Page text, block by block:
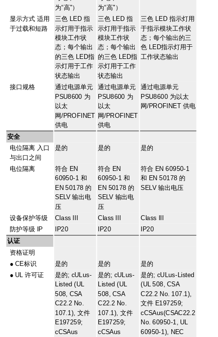
为“高"） 为“高"）
显示方式 适用
于过载和短路
三色 LED 指
示灯用于指示
模块工作状
态；每个输出
的三色 LED指
示灯用于工作
状态输出
三色 LED 指
示灯用于指示
模块工作状
态；每个输出
的三色 LED指
示灯用于工作
状态输出
三色 LED 指示灯用
于指示模块工作状
态；每个输出的三
色 LED指示灯用于
工作状态输出
接口规格 通过电源单元
PSU8600 为
以太
网/PROFINET
供电
通过电源单元
PSU8600 为
以太
网/PROFINET
供电
通过电源单元
PSU8600 为以太
网/PROFINET 供电
安全
电位隔离 入口
与出口之间
是的 是的 是的
电位隔离
符合 EN
60950-1 和
EN 50178 的
SELV 输出电
压
符合 EN
60950-1 和
EN 50178 的
SELV 输出电
压
符合 EN 60950-1
和 EN 50178 的
SELV 输出电压
设备保护等级 Class III Class III Class III
防护等级 IP IP20 IP20
IP20
认证
资格证明
●CE标识 是的 是的 是的
● UL 许可证
是的; cULus-
Listed (UL
508, CSA
C22.2 No.
107.1), 文件
E197259;
cCSAus
是的; cULus-
Listed (UL
508, CSA
C22.2 No.
107.1), 文件
E197259;
cCSAus
是的; cULus-Listed
(UL 508, CSA
C22.2 No. 107.1),
文件 E197259;
cCSAus(CSAC22.2
No. 60950-1, UL
60950-1), NEC